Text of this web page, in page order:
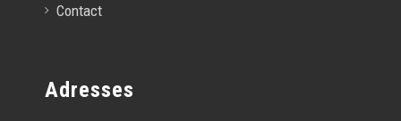
Contact
Adresses